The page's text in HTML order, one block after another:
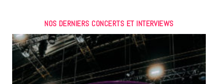
NOS DERNIERS CONCERTS ET INTERVIEWS